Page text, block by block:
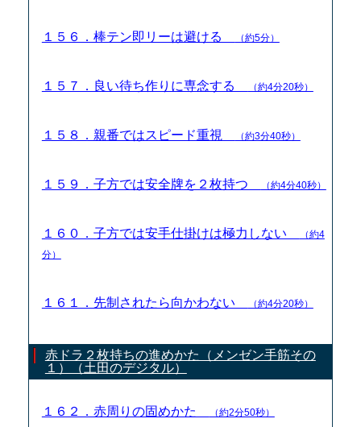
１５６．棒テン即リーは避ける （約5分）
１５７．良い待ち作りに専念する （約4分20秒）
１５８．親番ではスピード重視 （約3分40秒）
１５９．子方では安全牌を２枚持つ （約4分40秒）
１６０．子方では安手仕掛けは極力しない
（約4
分）
１６１．先制されたら向かわない （約4分20秒）
赤ドラ２枚持ちの進めかた（メンゼン手筋その
１）（土田のデジタル）
１６２．赤周りの固めかた （約2分50秒）